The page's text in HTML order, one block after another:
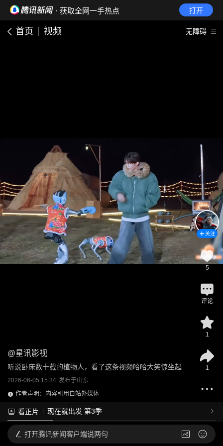
· 获取全网一手热点 打开
首页 视频 无障碍
@星讯影视
听说卧床数十载的植物人，看了这条视频哈哈大笑惊坐起
2026-06-05 15:34 发布于山东
作者声明：内容引用自站外媒体
看正片 现在就出发 第3季
关注
5
评论
1
1
打开腾讯新闻客户端说两句